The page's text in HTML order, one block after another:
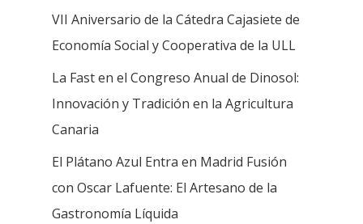
VII Aniversario de la Cátedra Cajasiete de
Economía Social y Cooperativa de la ULL
La Fast en el Congreso Anual de Dinosol:
Innovación y Tradición en la Agricultura
Canaria
El Plátano Azul Entra en Madrid Fusión
con Oscar Lafuente: El Artesano de la
Gastronomía Líquida